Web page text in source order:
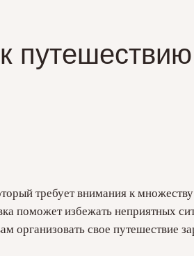
требует внимания к
поможет избежать неприятных
организовать свое путешествие